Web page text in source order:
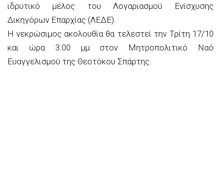
ιδρυτικό μέλος του Λογαριασμού Ενίσχυσης
Δικηγόρων Επαρχίας (ΛΕΔΕ).
Η νεκρώσιμος ακολουθία θα τελεστεί την Τρίτη 17/10
και ώρα 3:00 μμ στον Μητροπολιτικό Ναό
Ευαγγελισμού της Θεοτόκου Σπάρτης.